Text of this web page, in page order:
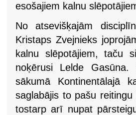
esošajiem kalnu
No atsevišķajām
Kristaps Zvejnieks
kalnu slēpotājiem, taču
noķērusi Lelde
sākumā Kontinentālajā
saglabājis to pašu
tostarp arī nupat